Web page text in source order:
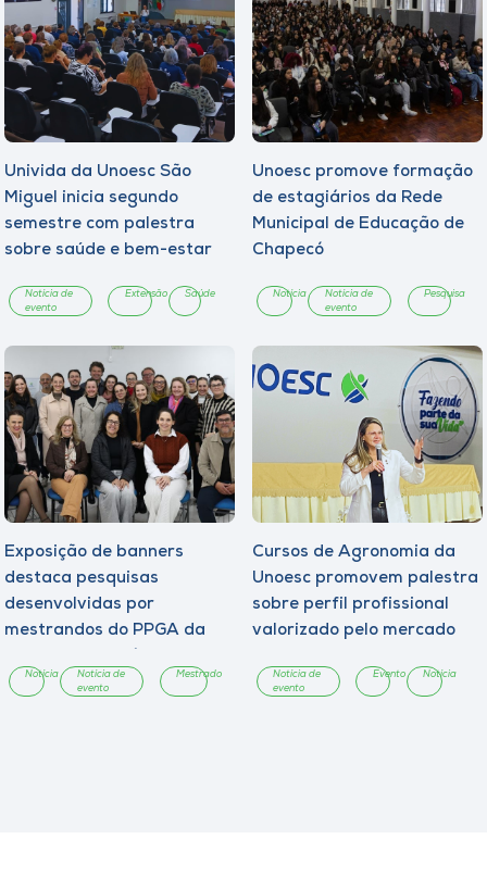
Univida da Unoesc São
Miguel inicia segundo
semestre com palestra
sobre saúde e bem-estar
Notícia de
evento
Extensão Saúde
Unoesc promove formação
de estagiários da Rede
Municipal de Educação de
Chapecó
Notícia
Notícia de
evento
Pesquisa
Exposição de banners
destaca pesquisas
desenvolvidas por
mestrandos do PPGA da
Notícia
Notícia de
evento
Mestrado
Cursos de Agronomia da
Unoesc promovem palestra
sobre perfil profissional
valorizado pelo mercado
Notícia de
evento
Evento Notícia